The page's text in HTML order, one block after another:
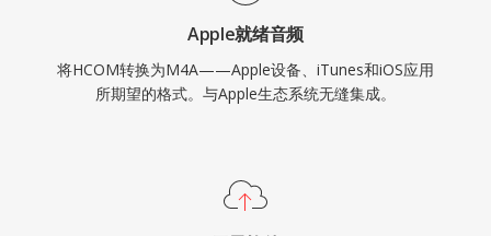
Apple就绪音频
将HCOM转换为M4A——Apple设备、iTunes和iOS应用
所期望的格式。与Apple生态系统无缝集成。